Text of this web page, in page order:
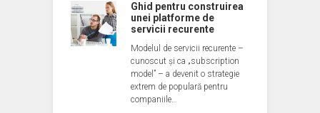
Ghid pentru construirea
unei platforme de
servicii recurente
Modelul de servicii recurente –
cunoscut și ca „subscription
model” – a devenit o strategie
extrem de populară pentru
companiile…